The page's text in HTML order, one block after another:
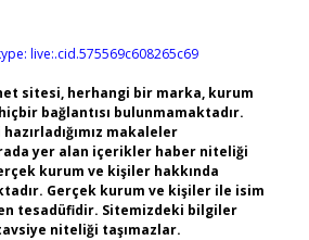
live:.cid.575569c608265c69
sitesi, herhangi bir marka, kurum
bağlantısı bulunmamaktadır.
makaleler
yer alan içerikler haber niteliği
kurum ve kişiler hakkında
Gerçek kurum ve kişiler ile isim
tesadüfidir. Sitemizdeki bilgiler
niteliği taşımazlar.